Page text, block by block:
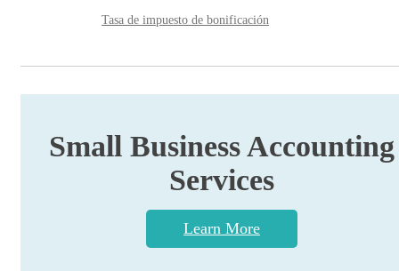
Tasa de impuesto de bonificación
Small Business Accounting
Services
Learn More